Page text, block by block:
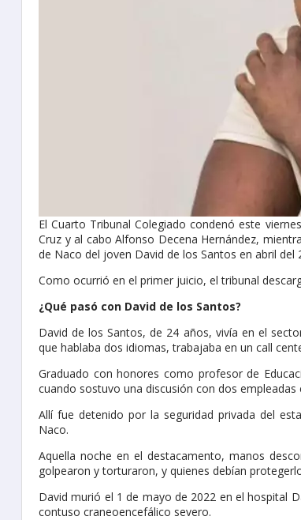
El Cuarto Tribunal Colegiado condenó este
Cruz y al cabo Alfonso Decena Hernández,
de Naco del joven David de los Santos en abril
Como ocurrió en el primer juicio, el tribunal
¿Qué pasó con David de los Santos?
David de los Santos, de 24 años, vivía en el
que hablaba dos idiomas, trabajaba en un call
Graduado con honores como profesor de
cuando sostuvo una discusión con dos
Allí fue detenido por la seguridad privada del
Naco.
Aquella noche en el destacamento, manos
golpearon y torturaron, y quienes debían
David murió el 1 de mayo de 2022 en el hospital
contuso craneoencefálico severo.